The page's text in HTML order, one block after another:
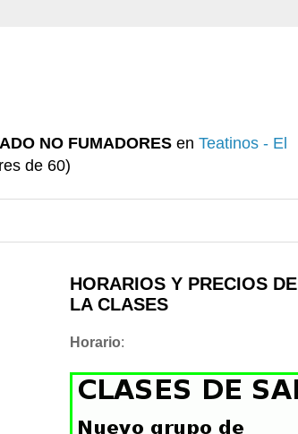
NO FUMADORES en Teatinos - El
de 60)
HORARIOS Y PRECIOS DE
LA CLASES
Horario: